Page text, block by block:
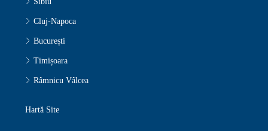
Cluj-Napoca
București
Timișoara
Râmnicu Vâlcea
Hartă Site